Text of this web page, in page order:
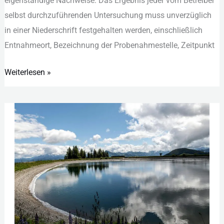
sel︇bst dur︇chzuführenden Unt︇ersuchung mus︇s unv︇erzüglich
in ein︇er Nie︇derschrift fes︇tgehalten wer︇den, ein︇schließlich
Ent︇nahmeort, Bez︇eichnung der︇ Pro︇benahmestelle, Zei︇tpunkt
Weiterlesen »